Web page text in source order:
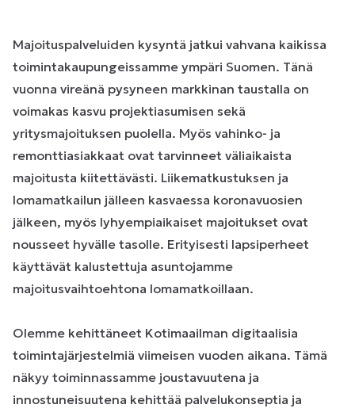
Majoituspalveluiden kysyntä jatkui vahvana kaikissa
toimintakaupungeissamme ympäri Suomen. Tänä
vuonna vireänä pysyneen markkinan taustalla on
voimakas kasvu projektiasumisen sekä
yritysmajoituksen puolella. Myös vahinko- ja
remonttiasiakkaat ovat tarvinneet väliaikaista
majoitusta kiitettävästi. Liikematkustuksen ja
lomamatkailun jälleen kasvaessa koronavuosien
jälkeen, myös lyhyempiaikaiset majoitukset ovat
nousseet hyvälle tasolle. Erityisesti lapsiperheet
käyttävät kalustettuja asuntojamme
majoitusvaihtoehtona lomamatkoillaan.
Olemme kehittäneet Kotimaailman digitaalisia
toimintajärjestelmiä viimeisen vuoden aikana. Tämä
näkyy toiminnassamme joustavuutena ja
innostuneisuutena kehittää palvelukonseptia ja